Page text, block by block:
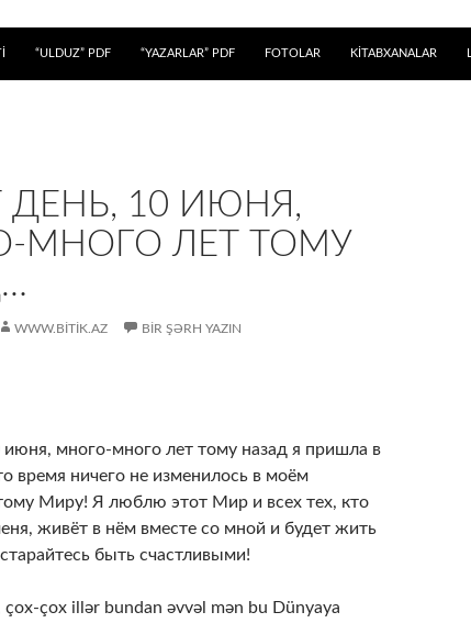
“ULDUZ” PDF “YAZARLAR” PDF FOTOLAR KİTABXANALAR
ДЕНЬ, 10 ИЮНЯ,
МНОГО ЛЕТ ТОМУ
WWW.BITIK.AZ BIR ŞƏRH YAZIN
июня, много-много лет тому назад я пришла в
время ничего не изменилось в моём
Миру! Я люблю этот Мир и всех тех, кто
живёт в нём вместе со мной и будет жить
быть счастливыми!
çox-çox illər bundan əvvəl mən bu Dünyaya